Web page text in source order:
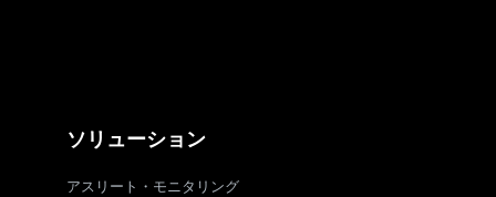
ソリューション
アスリート・モニタリング